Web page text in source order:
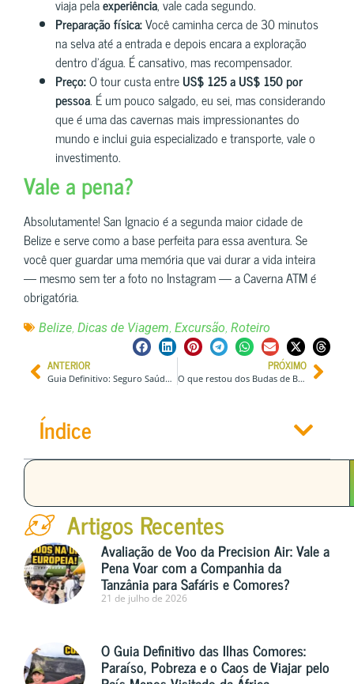
viaja pelaexperiência, vale cada segundo.
Preparação física:Você caminha cerca de 30 minutos
na selva até a entrada e depois encara a exploração
dentro d’água. É cansativo, mas recompensador.
Preço:O tour custa entreUS$ 125 a US$ 150 por
pessoa. É um pouco salgado, eu sei, mas considerando
que é uma das cavernas mais impressionantes do
mundo e inclui guia especializado e transporte, vale o
investimento.
Vale a pena?
Absolutamente! San Ignacio é a segunda maior cidade de
Belize e serve como a base perfeita para essa aventura. Se
você quer guardar uma memória que vai durar a vida inteira
— mesmo sem ter a foto no Instagram — a Caverna ATM é
obrigatória.
Belize, Dicas de Viagem, Excursão, Roteiro
ANTERIOR
Guia Definitivo: Seguro Saúde e Imigração para Expatriados e Estudantes na Irlanda
PRÓXIMO
O que restou dos Budas de Bamiyan? Uma jornada pela Geopolítica e História no Afeganistão
Índice
Artigos Recentes
Avaliação de Voo da Precision Air: Vale a
Pena Voar com a Companhia da
Tanzânia para Safáris e Comores?
21 de julho de 2026
O Guia Definitivo das Ilhas Comores:
Paraíso, Pobreza e o Caos de Viajar pelo